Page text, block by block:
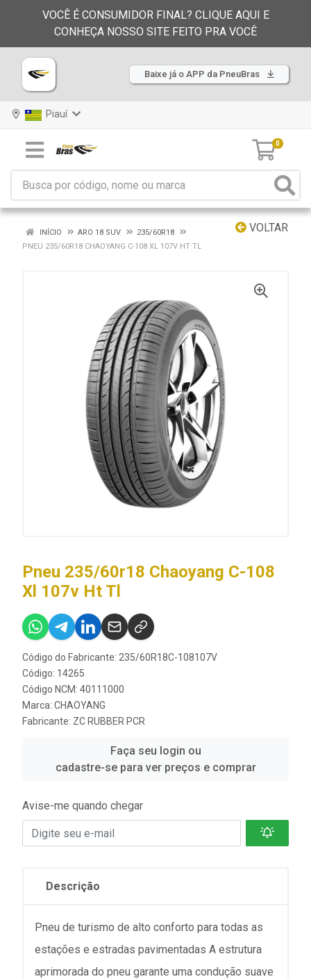
VOCÊ É CONSUMIDOR FINAL? CLIQUE AQUI E
CONHEÇA NOSSO SITE FEITO PRA VOCÊ
Baixe já o APP da PneuBras
Piauí
0
VOLTAR
INÍCIO ARO 18 SUV
235/60R18
PNEU 235/60R18 CHAOYANG C-108 XL 107V HT TL
Pneu 235/60r18 Chaoyang C-108
Xl 107v Ht Tl
Código do Fabricante: 235/60R18C-108107V
Código: 14265
Código NCM: 40111000
Marca: CHAOYANG
Fabricante: ZC RUBBER PCR
Faça seu login ou
cadastre-se para ver preços e comprar
Avise-me quando chegar
Descrição
Pneu de turismo de alto conforto para todas as
estações e estradas pavimentadas A estrutura
aprimorada do pneu garante uma condução suave